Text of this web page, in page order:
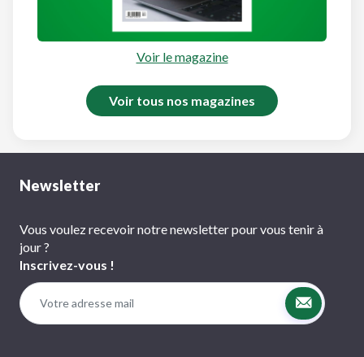
Voir le magazine
Voir tous nos magazines
Newsletter
Vous voulez recevoir notre newsletter pour vous tenir à
jour ?
Inscrivez-vous !